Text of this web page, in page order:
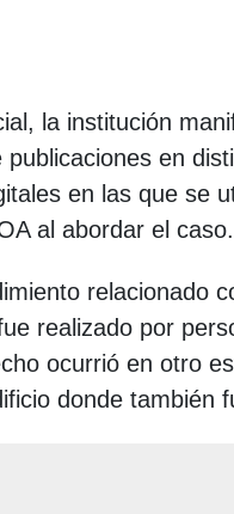
la institución
en
en las que se
al abordar el caso.
relacionado
realizado por
ocurrió en otro
donde también